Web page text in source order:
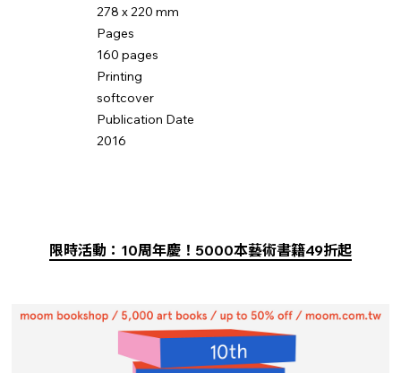
278 x 220 mm
Pages
160 pages
Printing
softcover
Publication Date
2016
限時活動：10周年慶！5000本藝術書籍49折起